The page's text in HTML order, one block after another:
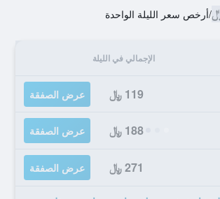
/أرخص سعر الليلة الواحدة
الإجمالي في الليلة
119 ﷼ عرض الصفقة
188 ﷼ عرض الصفقة
271 ﷼ عرض الصفقة